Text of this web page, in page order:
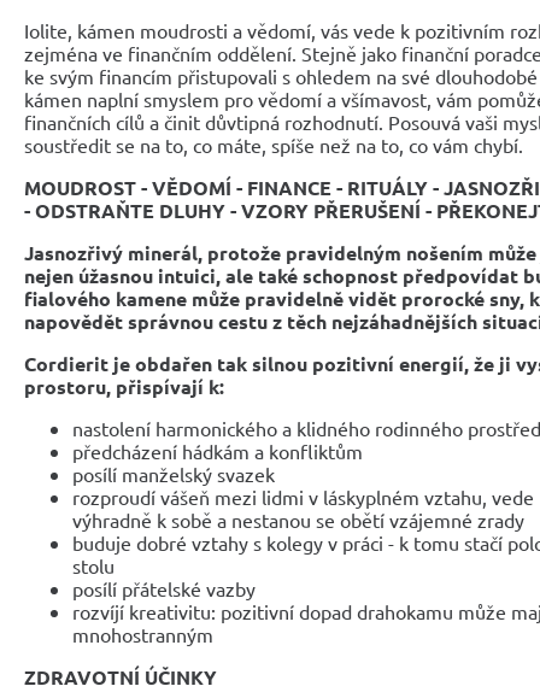
Iolite, kámen moudrosti a vědomí, vás vede k pozitivním
zejména ve finančním oddělení. Stejně jako finanční
ke svým financím přistupovali s ohledem na své
kámen naplní smyslem pro vědomí a všímavost, vám
finančních cílů a činit důvtipná rozhodnutí. Posouvá vaši
soustředit se na to, co máte, spíše než na to, co vám chybí.
MOUDROST - VĚDOMÍ - FINANCE - RITUÁLY -
- ODSTRAŇTE DLUHY - VZORY PŘERUŠENÍ -
Jasnozřivý minerál, protože pravidelným nošením
nejen úžasnou intuici, ale také schopnost předpovídat
fialového kamene může pravidelně vidět prorocké sny,
napovědět správnou cestu z těch nejzáhadnějších
Cordierit je obdařen tak silnou pozitivní energií, že ji
prostoru, přispívají k:
nastolení harmonického a klidného rodinného
předcházení hádkám a konfliktům
posílí manželský svazek
rozproudí vášeň mezi lidmi v láskyplném vztahu,
výhradně k sobě a nestanou se obětí vzájemné zrady
buduje dobré vztahy s kolegy v práci - k tomu stačí
stolu
posílí přátelské vazby
rozvíjí kreativitu: pozitivní dopad drahokamu může
mnohostranným
ZDRAVOTNÍ ÚČINKY